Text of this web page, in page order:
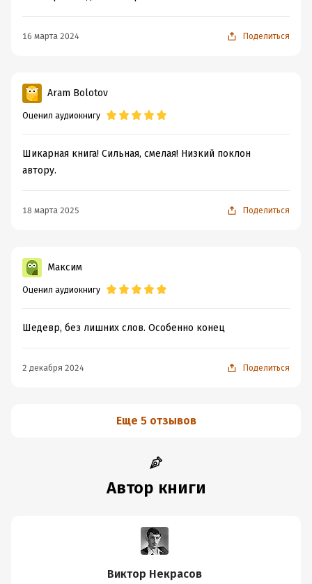
16 марта 2024 Поделиться
Aram Bolotov
Оценил аудиокнигу
Шикарная книга! Сильная, смелая! Низкий поклон
автору.
18 марта 2025 Поделиться
Максим
Оценил аудиокнигу
Шедевр, без лишних слов. Особенно конец
2 декабря 2024 Поделиться
Еще 5 отзывов
Автор книги
Виктор Некрасов